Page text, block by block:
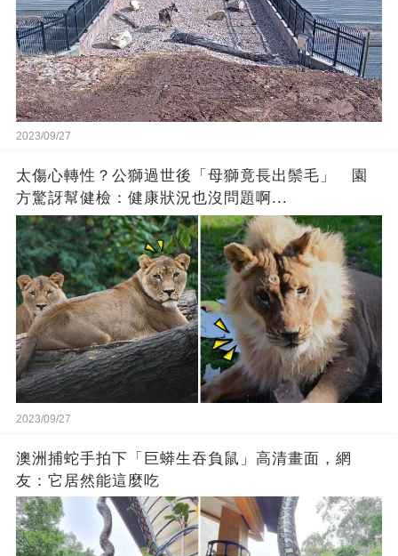
2023/09/27
太傷心轉性？公獅過世後「母獅竟長出鬃毛」 園
方驚訝幫健檢：健康狀況也沒問題啊...
2023/09/27
澳洲捕蛇手拍下「巨蟒生吞負鼠」高清畫面，網
友：它居然能這麼吃